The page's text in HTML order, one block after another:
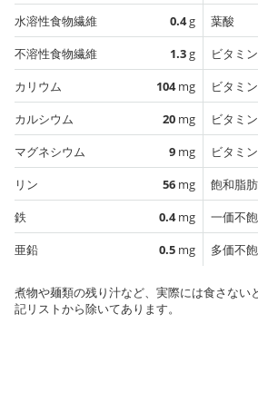
水溶性食物繊維
0.4g
不溶性食物繊維
1.3g
カリウム
104mg
カルシウム
20 mg
マグネシウム
9 mg
リン
56 mg
鉄
0.4mg
亜鉛
0.5 mg
葉酸
ビタミ
ビタミ
ビタミ
ビタミ
飽和脂
一価不
多価不
煮物や麺類の残り汁など、実際には食さない
記リストから除いてあります。